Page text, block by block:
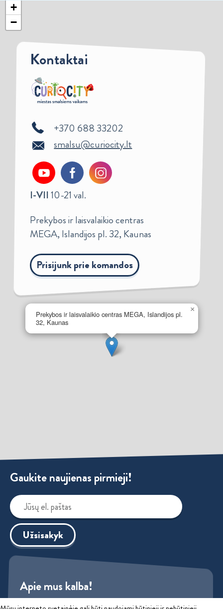
Prekybos ir laisvalaikio centras MEGA, Islandijos pl.
32, Kaunas
×
+
−
Kontaktai
+370 688 33202
smalsu@curiocity.lt
I-VII10-21 val.
Prekybos ir laisvalaikio centras
MEGA, Islandijos pl. 32, Kaunas
Prisijunk prie komandos
Gaukite naujienas pirmieji!
Užsisakyk
Apie mus kalba!